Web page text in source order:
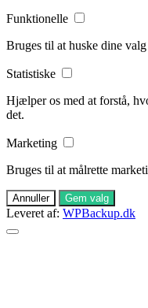
Funktionelle
Bruges til at huske dine
Statistiske
Hjælper os med at forstå,
det.
Marketing
Bruges til at målrette
Annuller Gem valg
Leveret af: WPBackup.dk